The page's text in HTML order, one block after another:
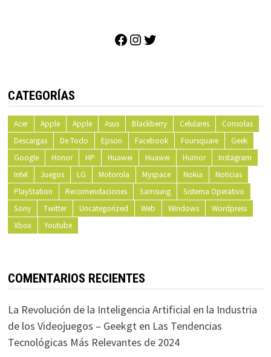
Facebook
Instagram
CATEGORÍAS
Acer Apple Apple Asus Blackberry Celulares
Consolas
Descargas
De Todo Epson Facebook Foursquare
Geek
Google
Honor HP Huawei Huawei Humor
Instagram
Intel
Juegos LG Motorola Myspace Nokia
Noticias
PlayStation
Recomendaciones Samsung
Sistema Operativo
Sony
Twitter Uncategorized Web Windows
Wordpress
Xbox
Youtube
COMENTARIOS RECIENTES
La Revolución de la Inteligencia Artificial en la Industria
de los Videojuegos – Geekgten Las Tendencias
Tecnológicas Más Relevantes de 2024